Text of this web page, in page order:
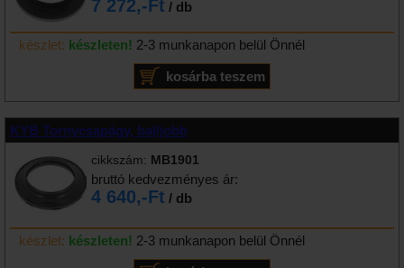
7 272,-Ft / db
készlet: készleten! 2-3 munkanapon belül Önnél
KYB Tornycsapágy, bal/jobb
cikkszám: MB1901
bruttó kedvezményes ár:
4 640,-Ft / db
készlet: készleten! 2-3 munkanapon belül Önnél